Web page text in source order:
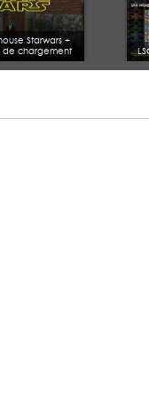
Starwars +
de chargement